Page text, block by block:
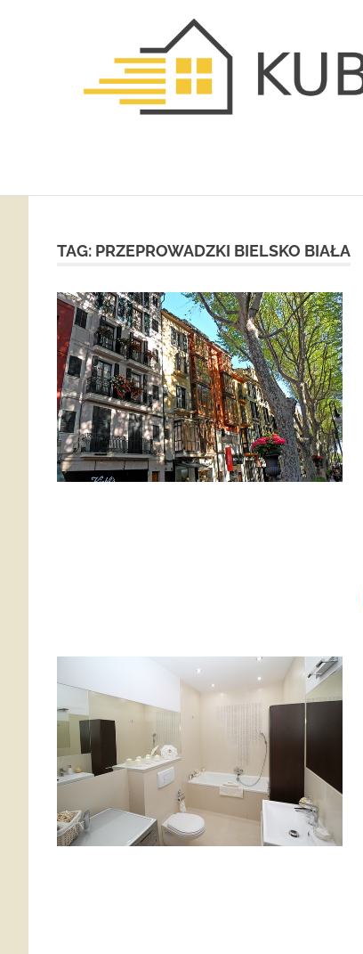
przeprowadzki.pl
TAG: PRZEPROWADZKI BIELSKO BIAŁA